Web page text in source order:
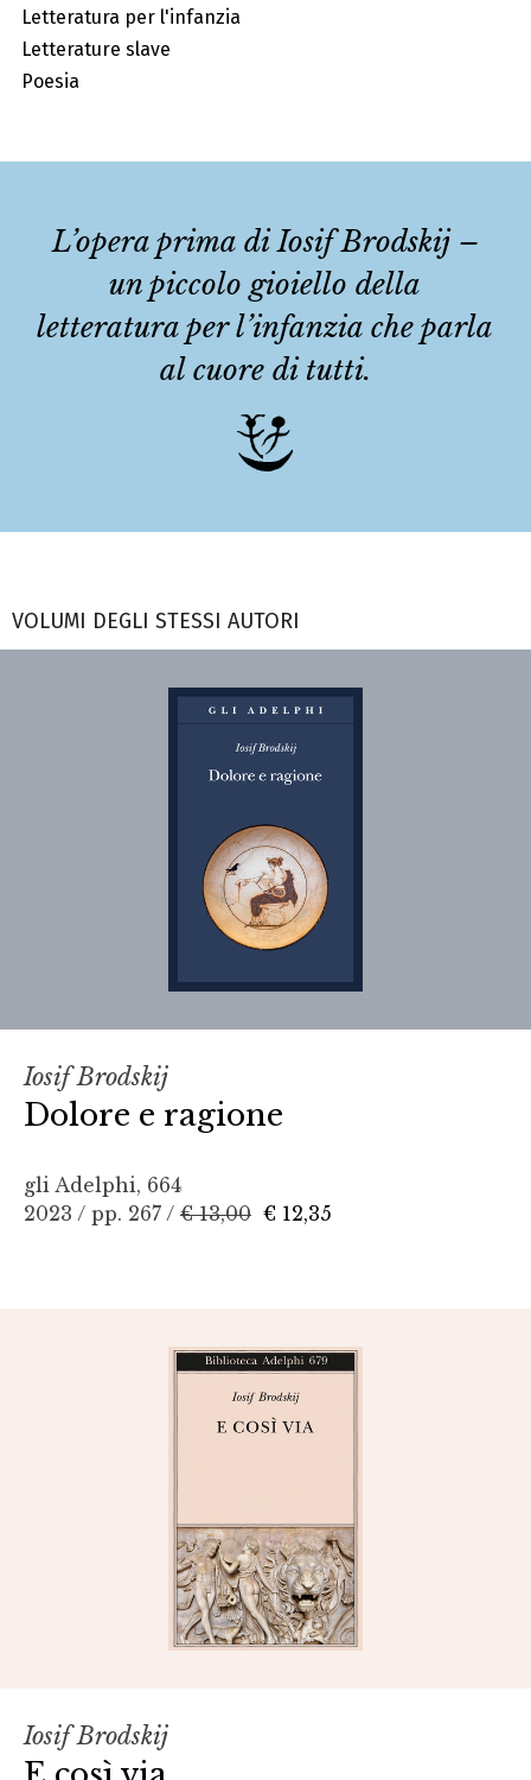
Letteratura per l'infanzia
Letterature slave
Poesia
L’opera prima di Iosif Brodskij –
un piccolo gioiello della
letteratura per l’infanzia che parla
al cuore di tutti.
VOLUMI DEGLI STESSI AUTORI
Iosif Brodskij
Dolore e ragione
gli Adelphi, 664
2023 / pp. 267 / € 13,00 € 12,35
Iosif Brodskij